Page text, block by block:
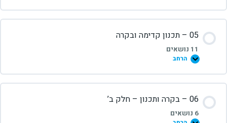
05 – תכנון קדימה ובקרה
11 נושאים
הרחב
06 – בקרה ותכנון – חלק ב’
6 נושאים